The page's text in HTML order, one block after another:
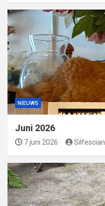
NIEUWS
Juni 2026
7 juni 2026 Silfescian